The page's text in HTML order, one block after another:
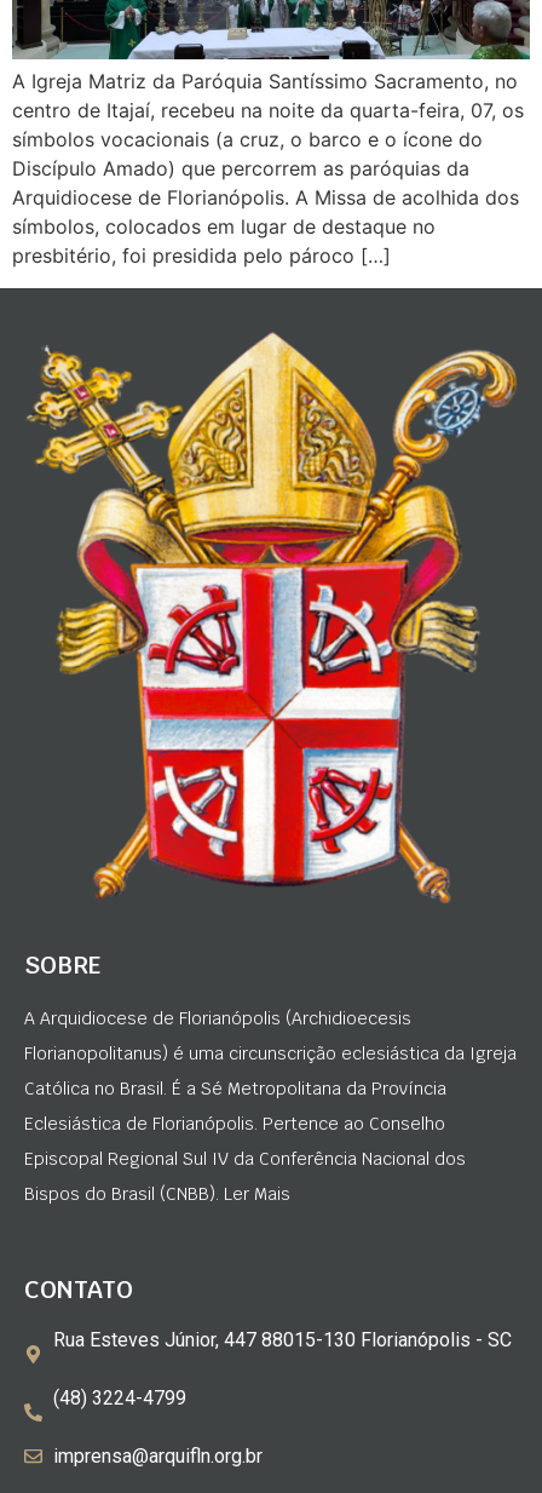
A Igreja Matriz da Paróquia Santíssimo Sacramento, no
centro de Itajaí, recebeu na noite da quarta-feira, 07, os
símbolos vocacionais (a cruz, o barco e o ícone do
Discípulo Amado) que percorrem as paróquias da
Arquidiocese de Florianópolis. A Missa de acolhida dos
símbolos, colocados em lugar de destaque no
presbitério, foi presidida pelo pároco […]
SOBRE
A Arquidiocese de Florianópolis (Archidioecesis
Florianopolitanus) é uma circunscrição eclesiástica da Igreja
Católica no Brasil. É a Sé Metropolitana da Província
Eclesiástica de Florianópolis. Pertence ao Conselho
Episcopal Regional Sul IV da Conferência Nacional dos
Bispos do Brasil (CNBB). Ler Mais
CONTATO
Rua Esteves Júnior, 447 88015-130 Florianópolis - SC
(48) 3224-4799
imprensa@arquifln.org.br